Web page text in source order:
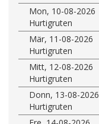
Mon, 10-08-2026
Hurtigruten
Mär, 11-08-2026
Hurtigruten
Mitt, 12-08-2026
Hurtigruten
Donn, 13-08-2026
Hurtigruten